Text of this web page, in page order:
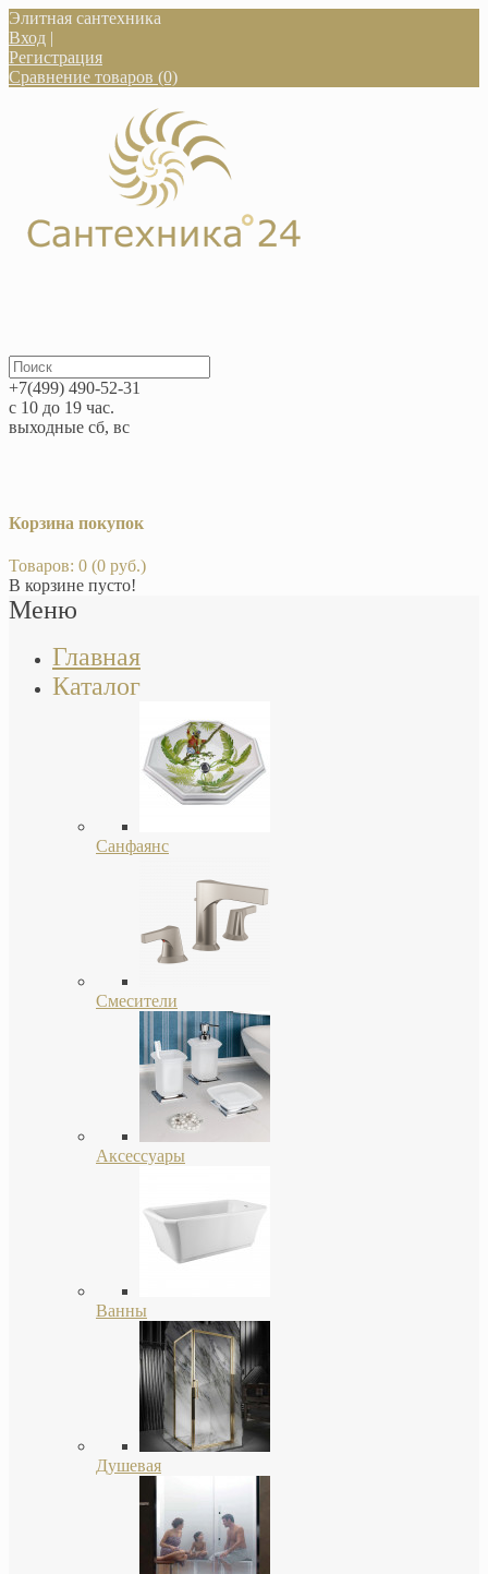
Элитная сантехника
Вход |
Регистрация
Сравнение товаров (0)
+7(499) 490-52-31
с 10 до 19 час.
выходные сб, вс
Корзина покупок
Товаров: 0 (0 руб.)
В корзине пусто!
Меню
Главная
Каталог
Санфаянс
Смесители
Аксессуары
Ванны
Душевая